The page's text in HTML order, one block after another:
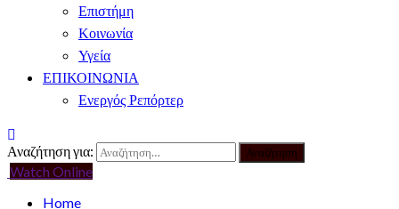
Επιστήμη
Κοινωνία
Υγεία
ΕΠΙΚΟΙΝΩΝΙΑ
Ενεργός Ρεπόρτερ
Αναζήτηση για:
Watch Online
Home